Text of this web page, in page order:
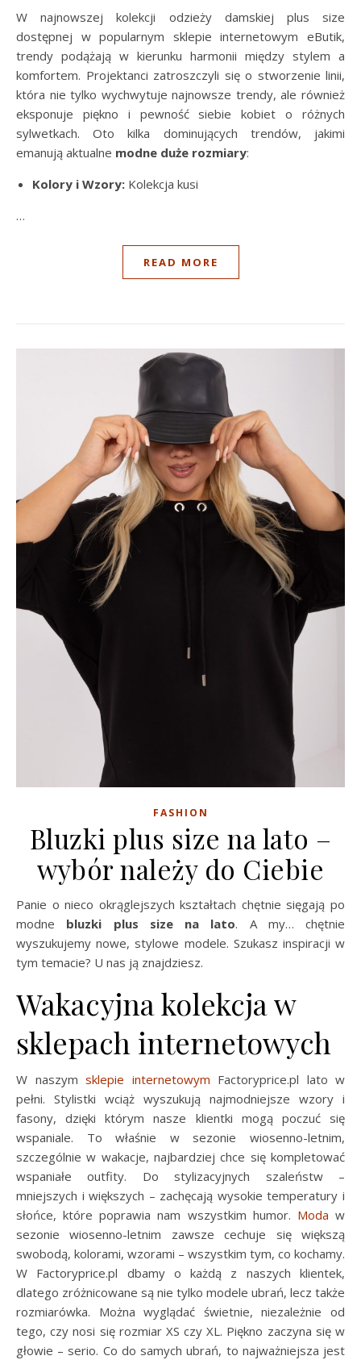
W najnowszej kolekcji odzieży damskiej plus size
dostępnej w popularnym sklepie internetowym eButik,
trendy podążają w kierunku harmonii między stylem a
komfortem. Projektanci zatroszczyli się o stworzenie linii,
która nie tylko wychwytuje najnowsze trendy, ale również
eksponuje piękno i pewność siebie kobiet o różnych
sylwetkach. Oto kilka dominujących trendów, jakimi
emanują aktualne modne duże rozmiary:
Kolory i Wzory: Kolekcja kusi
…
READ MORE
FASHION
Bluzki plus size na lato –
wybór należy do Ciebie
Panie o nieco okrąglejszych kształtach chętnie sięgają po
modne bluzki plus size na lato. A my… chętnie
wyszukujemy nowe, stylowe modele. Szukasz inspiracji w
tym temacie? U nas ją znajdziesz.
Wakacyjna kolekcja w
sklepach internetowych
W naszym sklepie internetowym Factoryprice.pl lato w
pełni. Stylistki wciąż wyszukują najmodniejsze wzory i
fasony, dzięki którym nasze klientki mogą poczuć się
wspaniale. To właśnie w sezonie wiosenno-letnim,
szczególnie w wakacje, najbardziej chce się kompletować
wspaniałe outfity. Do stylizacyjnych szaleństw –
mniejszych i większych – zachęcają wysokie temperatury i
słońce, które poprawia nam wszystkim humor. Moda w
sezonie wiosenno-letnim zawsze cechuje się większą
swobodą, kolorami, wzorami – wszystkim tym, co kochamy.
W Factoryprice.pl dbamy o każdą z naszych klientek,
dlatego zróżnicowane są nie tylko modele ubrań, lecz także
rozmiarówka. Można wyglądać świetnie, niezależnie od
tego, czy nosi się rozmiar XS czy XL. Piękno zaczyna się w
głowie – serio. Co do samych ubrań, to najważniejsza jest